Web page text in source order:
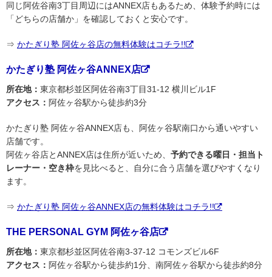
同じ阿佐谷南3丁目周辺にはANNEX店もあるため、体験予約時には
「どちらの店舗か」を確認しておくと安心です。
⇒ かたぎり塾 阿佐ヶ谷店の無料体験はコチラ!!
かたぎり塾 阿佐ヶ谷ANNEX店
所在地： 東京都杉並区阿佐谷南3丁目31-12 横川ビル1F
アクセス： 阿佐ヶ谷駅から徒歩約3分
かたぎり塾 阿佐ヶ谷ANNEX店も、阿佐ヶ谷駅南口から通いやすい
店舗です。
阿佐ヶ谷店とANNEX店は住所が近いため、 予約できる曜日・担当ト
レーナー・空き枠を見比べると、自分に合う店舗を選びやすくなり
ます。
⇒ かたぎり塾 阿佐ヶ谷ANNEX店の無料体験はコチラ!!
THE PERSONAL GYM 阿佐ヶ谷店
所在地： 東京都杉並区阿佐谷南3-37-12 コモンズビル6F
アクセス： 阿佐ヶ谷駅から徒歩約1分、南阿佐ヶ谷駅から徒歩約8分